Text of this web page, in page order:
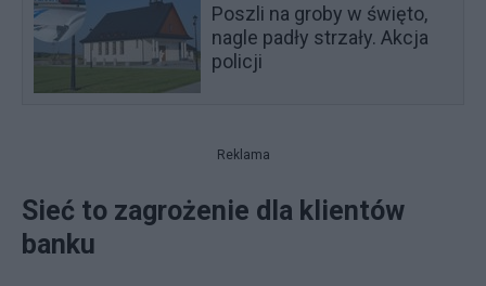
Poszli na groby w święto,
nagle padły strzały. Akcja
policji
Reklama
Sieć to zagrożenie dla klientów
banku